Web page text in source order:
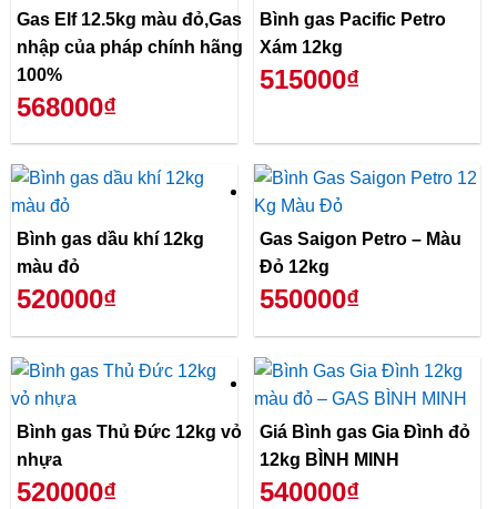
Gas Elf 12.5kg màu đỏ,Gas
nhập của pháp chính hãng
100%
568000₫
Bình gas Pacific Petro
Xám 12kg
515000₫
Bình gas dầu khí 12kg
màu đỏ
520000₫
Gas Saigon Petro – Màu
Đỏ 12kg
550000₫
Bình gas Thủ Đức 12kg vỏ
nhựa
520000₫
Giá Bình gas Gia Đình đỏ
12kg BÌNH MINH
540000₫